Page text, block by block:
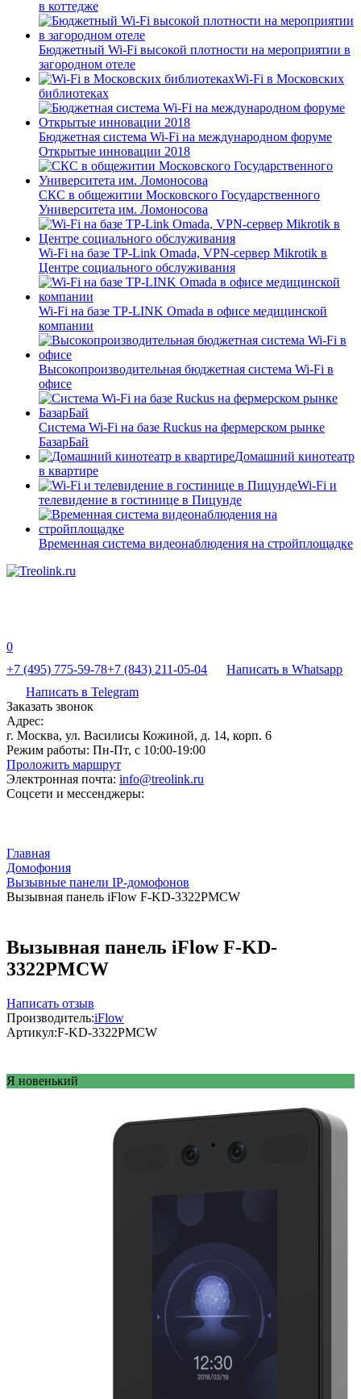
в коттедже
Бюджетный Wi-Fi высокой плотности на мероприятии в
загородном отеле
Wi-Fi в Московских
библиотеках
Бюджетная система Wi-Fi на международном форуме
Открытые инновации 2018
СКС в общежитии Московского Государственного
Университета им. Ломоносова
Wi-Fi на базе TP-Link Omada, VPN-сервер Mikrotik в
Центре социального обслуживания
Wi-Fi на базе TP-LINK Omada в офисе медицинской
компании
Высокопроизводительная бюджетная система Wi-Fi в
офисе
Система Wi-Fi на базе Ruckus на фермерском рынке
БазарБай
Домашний кинотеатр
в квартире
Wi-Fi и
телевидение в гостинице в Пицунде
Временная система видеонаблюдения на стройплощадке
0
+7 (495) 775-59-78+7 (843) 211-05-04
Написать в Whatsapp
Написать в Telegram
Заказать звонок
Адрес:
г. Москва, ул. Василисы Кожиной, д. 14, корп. 6
Режим работы: Пн-Пт, с 10:00-19:00
Проложить маршрут
Электронная почта: info@treolink.ru
Соцсети и мессенджеры:
Главная
Домофония
Вызывные панели IP-домофонов
Вызывная панель iFlow F-KD-3322PMCW
Вызывная панель iFlow F-KD-
3322PMCW
Написать отзыв
Производитель:iFlow
Артикул:F-KD-3322PMCW
Я новенький